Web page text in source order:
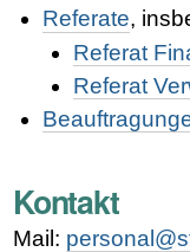
Referate,
Referat
Referat
Kontakt
Mail: